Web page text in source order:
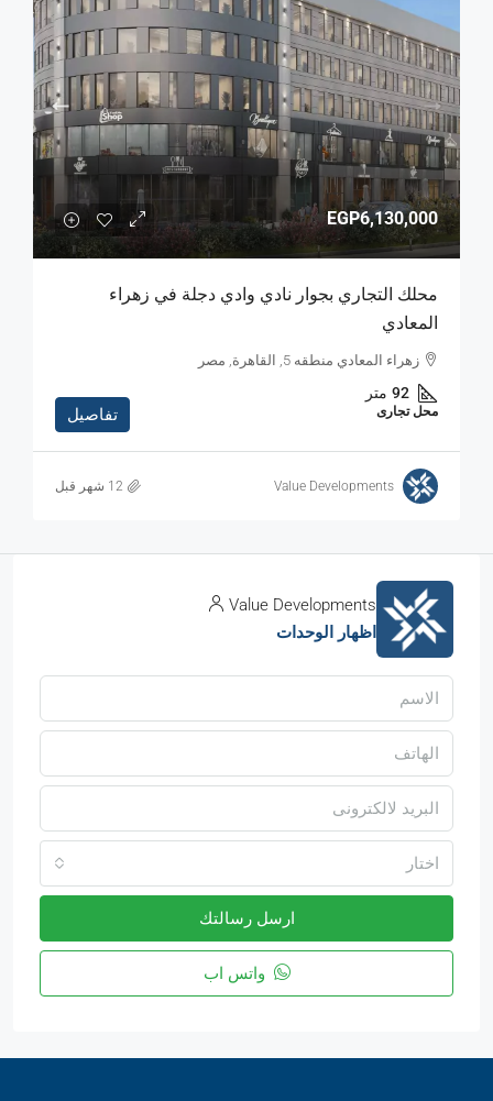
EGP6,130,000
محلك التجاري بجوار نادي وادي دجلة في زهراء
المعادي
زهراء المعادي منطقه 5, القاهرة, مصر
92 متر
محل تجارى تفاصيل
Value Developments
Value Developments
اظهار الوحدات
اختار
ارسل رسالتك
واتس اب